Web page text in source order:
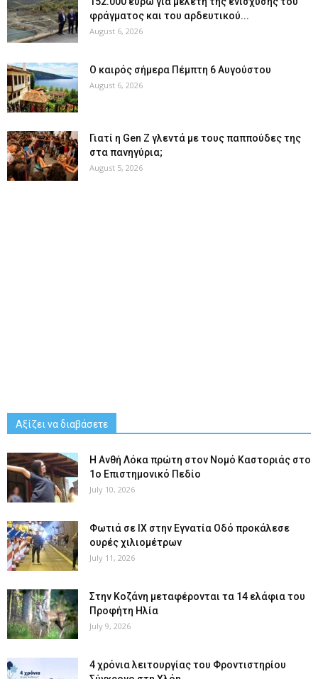
φράγματος και του αρδευτικού...
August 6, 2026
Ο καιρός σήμερα Πέμπτη 6 Αυγούστου
August 6, 2026
Γιατί η Gen Z γλεντά με τους παππούδες της
στα πανηγύρια;
August 5, 2026
Αξίζει να διαβάσετε
Η Ανθή Λόκα πρώτη στον Νομό Καστοριάς στο
1ο Επιστημονικό Πεδίο
July 10, 2026
Φωτιά σε ΙΧ στην Εγνατία Οδό προκάλεσε
ουρές χιλιομέτρων
July 11, 2026
Στην Κοζάνη μεταφέρονται τα 14 ελάφια του
Προφήτη Ηλία
July 9, 2026
4 χρόνια λειτουργίας του Φροντιστηρίου